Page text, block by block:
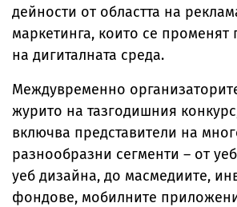
дейности от областта на
маркетинга, които се променят
на дигиталната среда.
Междувременно
журито на тазгодишния
включва представители на
разнообразни сегменти – от
уеб дизайна, до масмедиите,
фондове, мобилните